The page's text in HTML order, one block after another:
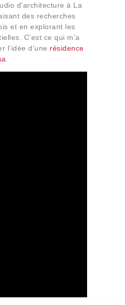
d’architecture à La
des recherches
et en explorant les
C’est ce qui m’a
l’idée d’une résidence
.